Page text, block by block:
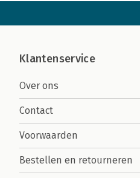
Klantenservice
Over ons
Contact
Voorwaarden
Bestellen en retourneren